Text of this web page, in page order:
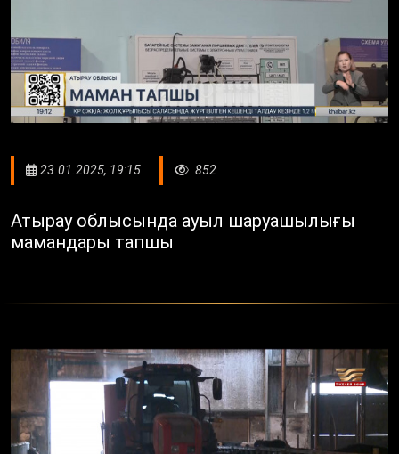
23.01.2025, 19:15 852
Атырау облысында ауыл шаруашылығы
мамандары тапшы